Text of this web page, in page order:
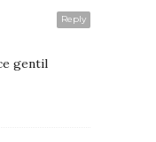
Reply
gentil